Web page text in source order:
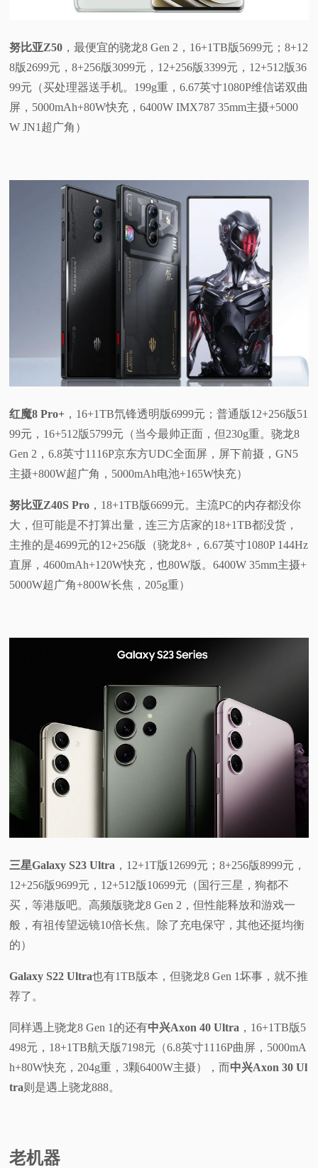
努比亚Z50 ，最便宜的骁龙8 Gen 2，16+1TB版5699元；8+12
8版2699元，8+256版3099元，12+256版3399元，12+512版36
99元（买处理器送手机。199g重，6.67英寸1080P维信诺双曲
屏，5000mAh+80W快充，6400W IMX787 35mm主摄+5000
W JN1超广角）
红魔8 Pro+ ，16+1TB氘锋透明版6999元；普通版12+256版51
99元，16+512版5799元（当今最帅正面，但230g重。骁龙8
Gen 2，6.8英寸1116P京东方UDC全面屏，屏下前摄，GN5
主摄+800W超广角，5000mAh电池+165W快充）
努比亚Z40S Pro ，18+1TB版6699元。主流PC的内存都没你
大，但可能是不打算出量，连三方店家的18+1TB都没货，
主推的是4699元的12+256版（骁龙8+，6.67英寸1080P 144Hz
直屏，4600mAh+120W快充，也80W版。6400W 35mm主摄+
5000W超广角+800W长焦，205g重）
三星Galaxy S23 Ultra ，12+1T版12699元；8+256版8999元，
12+256版9699元，12+512版10699元（国行三星，狗都不
买，等港版吧。高频版骁龙8 Gen 2，但性能释放和游戏一
般，有祖传望远镜10倍长焦。除了充电保守，其他还挺均衡
的）
Galaxy S22 Ultra也有1TB版本，但骁龙8 Gen 1坏事，就不推
荐了。
同样遇上骁龙8 Gen 1的还有中兴Axon 40 Ultra ，16+1TB版5
498元，18+1TB航天版7198元（6.8英寸1116P曲屏，5000mA
h+80W快充，204g重，3颗6400W主摄），而中兴Axon 30 Ul
tra则是遇上骁龙888。
老机器